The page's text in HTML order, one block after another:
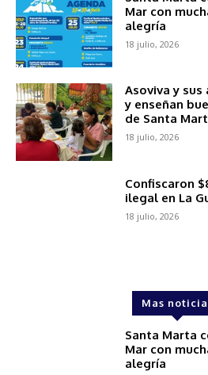
Mar con
alegría
18 julio, 2026
Asoviva y
y enseñan
de Santa
18 julio, 2026
Confiscaron
ilegal en La
18 julio, 2026
Mas
Santa Marta
Mar con
alegría